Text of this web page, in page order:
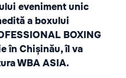
eveniment unic
a boxului
BOXING
în Chișinău, îl va
WBA ASIA.